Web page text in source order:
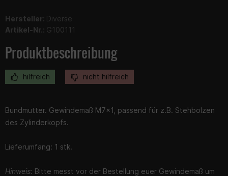
Hersteller: Diverse
Artikel-Nr.: G100111
Produktbeschreibung
hilfreich nicht hilfreich
Bundmutter. Gewindemaß M7x1, passend für z.B. Stehbolzen
des Zylinderkopfs.
Lieferumfang: 1 stk.
Hinweis: Bitte messt vor der Bestellung euer Gewindemaß um